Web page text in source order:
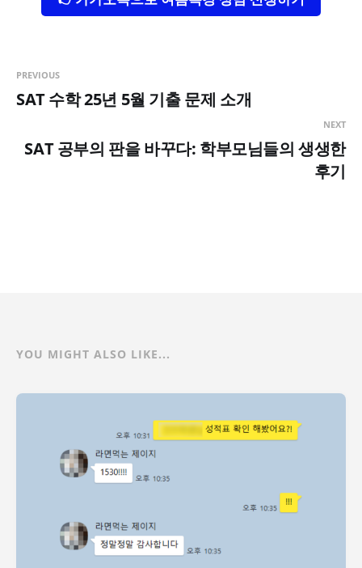
PREVIOUS
SAT 수학 25년 5월 기출 문제 소개
NEXT
SAT 공부의 판을 바꾸다: 학부모님들의 생생한
후기
YOU MIGHT ALSO LIKE...